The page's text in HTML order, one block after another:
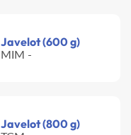
Javelot (600 g)
MIM -
Javelot (800 g)